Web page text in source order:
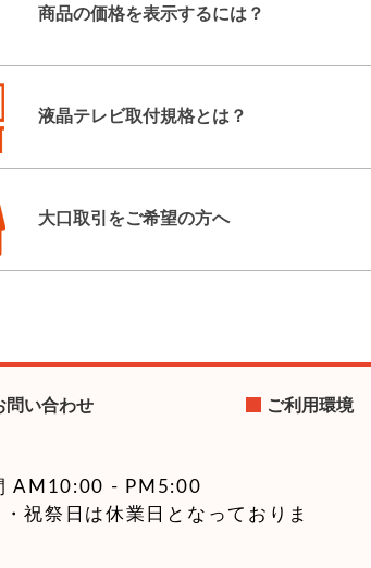
01/01
ューアル OCF-200シリーズ販売開始
ューアル OCF-450IIIシリーズ販売開始
02/15
08/07
商品の価格を表示するには？
液晶テレビ取付規格とは？
大口取引をご希望の方へ
問い合わせ ご利用環境
AM10:00 - PM5:00
祝祭日は休業日となっておりま